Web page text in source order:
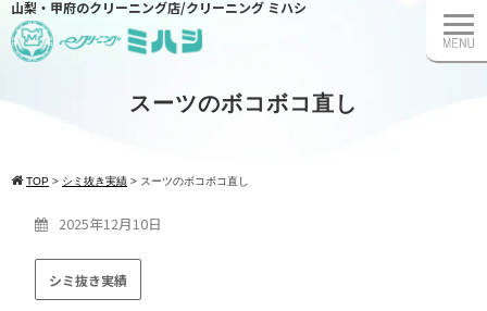
山梨・甲府のクリーニング店/クリーニング ミハシ
スーツのボコボコ直し
TOP > シミ抜き実績 > スーツのボコボコ直し
2025年12月10日
シミ抜き実績